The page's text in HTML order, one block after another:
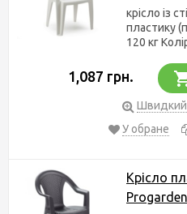
крісло із
пластику
120 кг
1,087 грн.
Швидкий
У обране
Крісло
Progarden